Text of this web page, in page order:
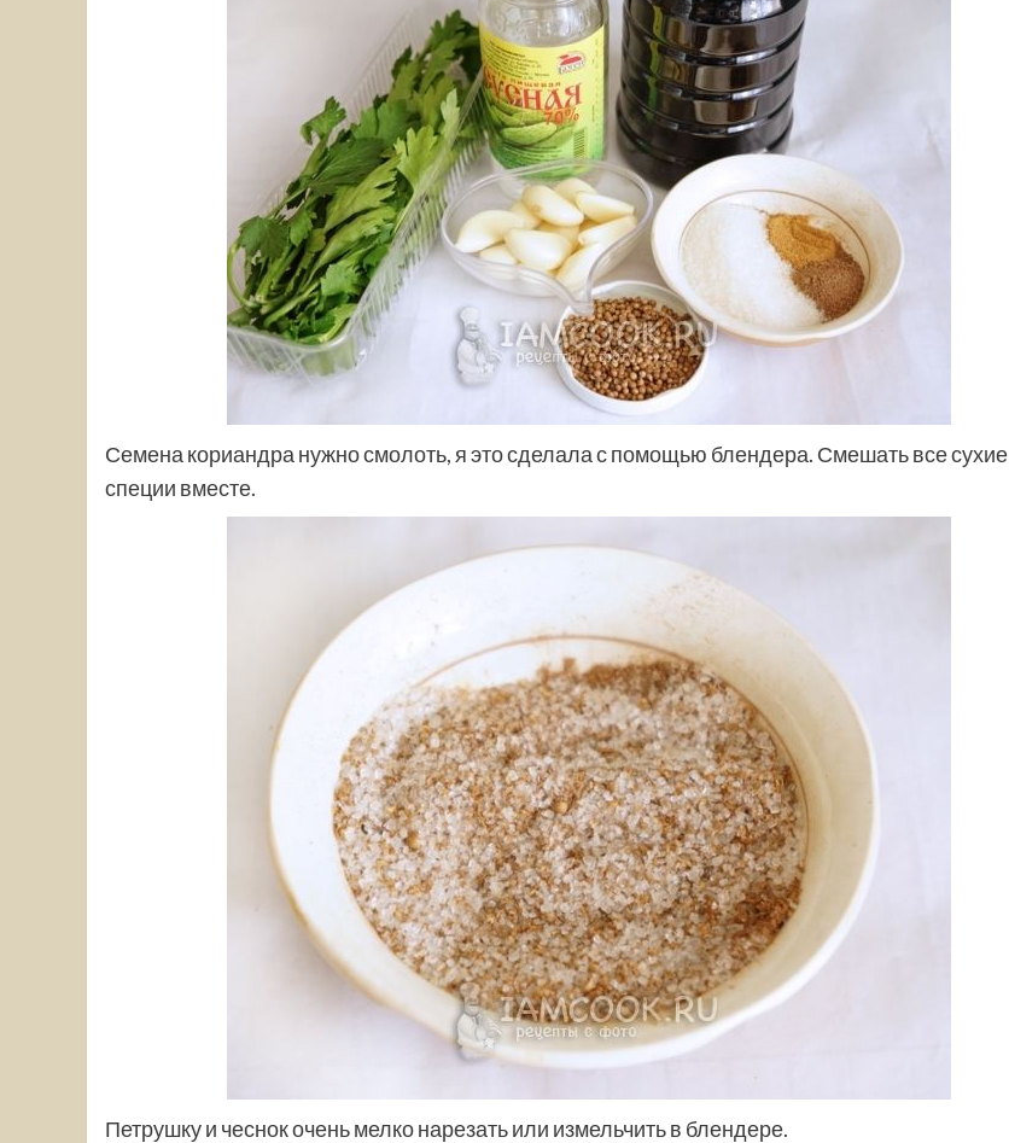
Семена кориандра нужно смолоть, я это сделала с помощью блендера. Смешать все сухие
специи вместе.
Петрушку и чеснок очень мелко нарезать или измельчить в блендере.